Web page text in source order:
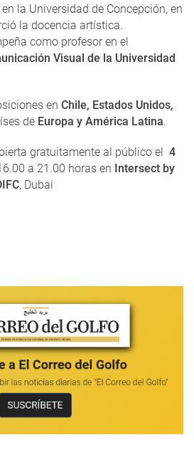
la Universidad de Concepción, en
la docencia artística.
como profesor en el
Visual de la Universidad
en Chile, Estados Unidos,
de Europa y América Latina.
gratuitamente al público el 4
a 21.00 horas en Intersect by
, Dubai